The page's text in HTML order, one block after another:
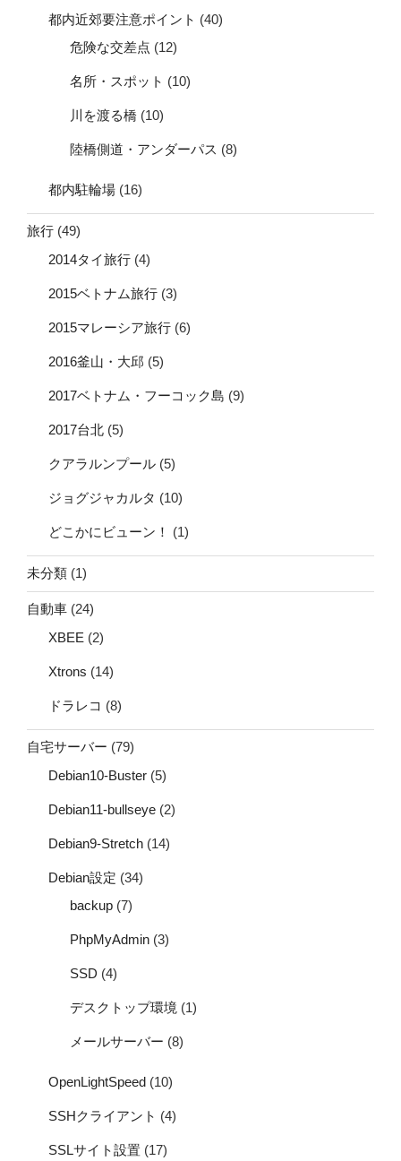
都内近郊要注意ポイント (40)
危険な交差点 (12)
名所・スポット (10)
川を渡る橋 (10)
陸橋側道・アンダーパス (8)
都内駐輪場 (16)
旅行 (49)
2014タイ旅行 (4)
2015ベトナム旅行 (3)
2015マレーシア旅行 (6)
2016釜山・大邱 (5)
2017ベトナム・フーコック島 (9)
2017台北 (5)
クアラルンプール (5)
ジョグジャカルタ (10)
どこかにビューン！ (1)
未分類 (1)
自動車 (24)
XBEE (2)
Xtrons (14)
ドラレコ (8)
自宅サーバー (79)
Debian10-Buster (5)
Debian11-bullseye (2)
Debian9-Stretch (14)
Debian設定 (34)
backup (7)
PhpMyAdmin (3)
SSD (4)
デスクトップ環境 (1)
メールサーバー (8)
OpenLightSpeed (10)
SSHクライアント (4)
SSLサイト設置 (17)